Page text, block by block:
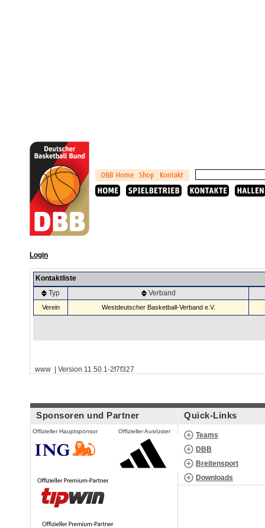
Login
Kontaktliste
Typ
Verband
Verein Westdeutscher Basketball-Verband e.V.
www | Version 11.50.1-2f7f327
Sponsoren und Partner
Offizieller Hauptsponsor Offizieller Ausrüster
Quick-Links
Teams
DBB
Breitensport
Downloads